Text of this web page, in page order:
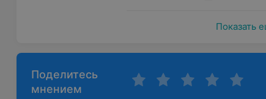
Показать
Поделитесь
мнением